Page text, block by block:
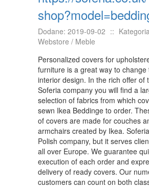
KURSY I
TŁUMACZENIA
WEBSTORE
BIŻUTERIA
DLA DZIECI
MEBLE
WYPOSAŻENIE
WYPOSAŻENIE
ODZIEŻ
Dodane: 2019-09-02 ::
Webstore / Meble
Personalized covers for
furniture is a great way to change
interior design. In the rich offer of
Soferia company you will find a
selection of fabrics from which
sewn Ikea Beddinge to order.
of covers are made for couches
armchairs created by Ikea.
Polish company, but it serves
all over Europe. We guarantee
execution of each order and
delivery of ready covers. Our
customers can count on both